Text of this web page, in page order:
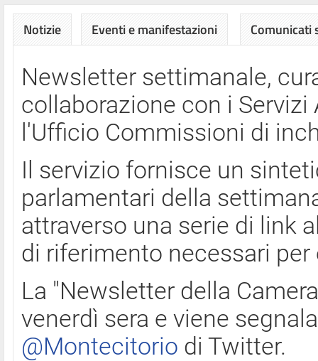
Notizie Eventi e manifestazioni Comunicati
Newsletter settimanale,
collaborazione con i
l'Ufficio Commissioni di
Il servizio fornisce un
parlamentari della
attraverso una serie di link
di riferimento necessari
La "Newsletter della
venerdì sera e viene
@Montecitorio di Twitter.